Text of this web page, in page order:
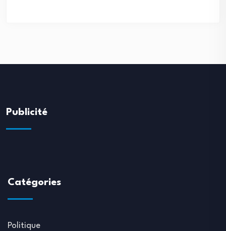
Publicité
Catégories
Politique